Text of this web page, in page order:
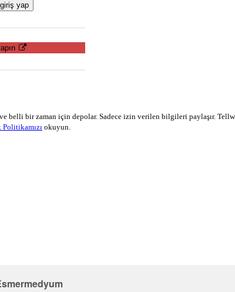
yap
belli bir zaman için depolar. Sadece izin verilen bilgileri paylaşır.
okuyun.